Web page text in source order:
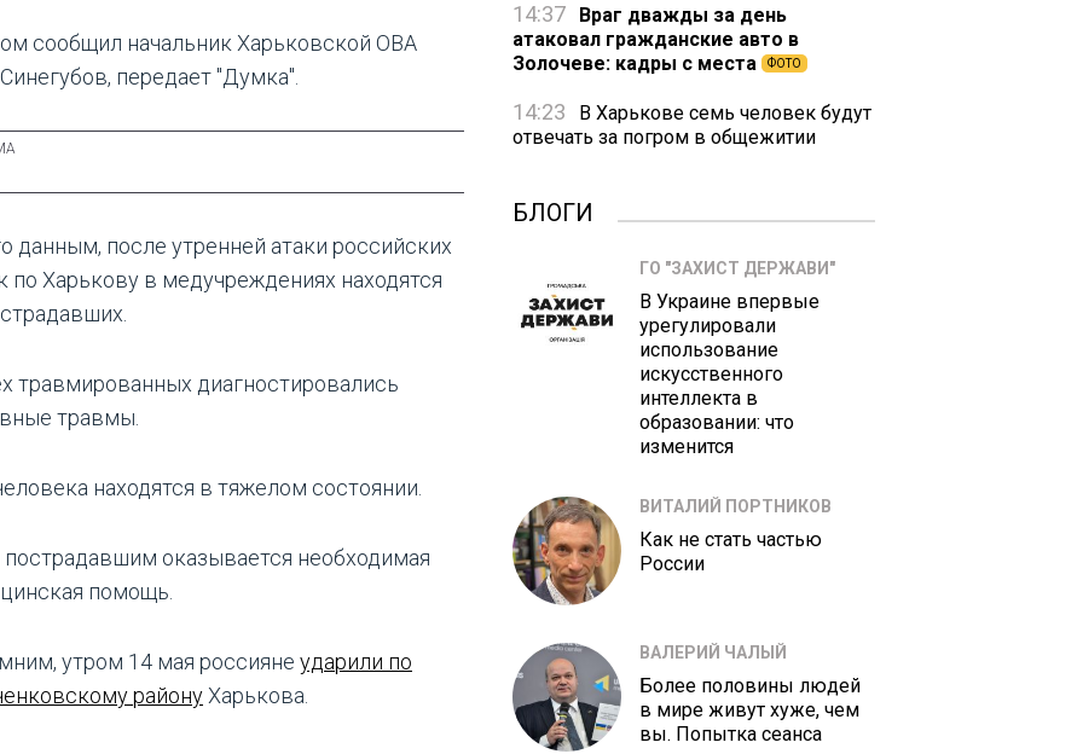
сообщил начальник Харьковской ОВА
передает "Думка".
данным, после утренней атаки российских
по Харькову в медучреждениях находятся
травмированных диагностировались
травмы.
находятся в тяжелом состоянии.
оказывается необходимая
помощь.
утром 14 мая россияне ударили по
районуХарькова.
14:37
Враг дважды за день
атаковал гражданские авто в
Золочеве: кадры с места
ФОТО
14:23
В Харькове семь человек будут
отвечать за погром в общежитии
БЛОГИ
ГО "ЗАХИСТ ДЕРЖАВИ"
В Украине впервые
урегулировали
использование
искусственного
интеллекта в
образовании: что
изменится
ВИТАЛИЙ ПОРТНИКОВ
Как не стать частью
России
ВАЛЕРИЙ ЧАЛЫЙ
Более половины людей
в мире живут хуже, чем
вы. Попытка сеанса